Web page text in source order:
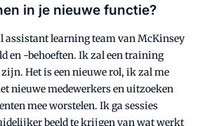
in je nieuwe functie?
assistant learning team van McKinsey
en -behoeften. Ik zal een training
Het is een nieuwe rol, ik zal me
nieuwe medewerkers en uitzoeken
mee worstelen. Ik ga sessies
beeld te krijgen van wat werkt